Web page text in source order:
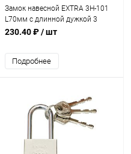
Замок навесной EXTRA 3H-101
L70мм с длинной дужкой 3
ключа
230.40 ₽/ шт
Подробнее